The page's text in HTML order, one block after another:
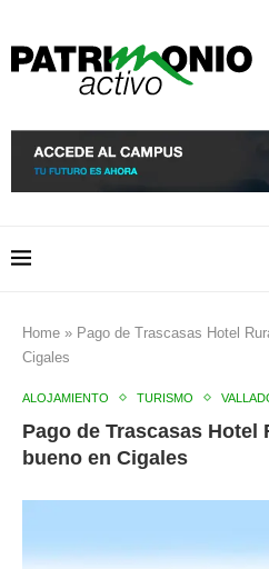
Home » Pago de Trascasas Hotel
Cigales
ALOJAMIENTO TURISMO
Pago de Trascasas
bueno en Cigales